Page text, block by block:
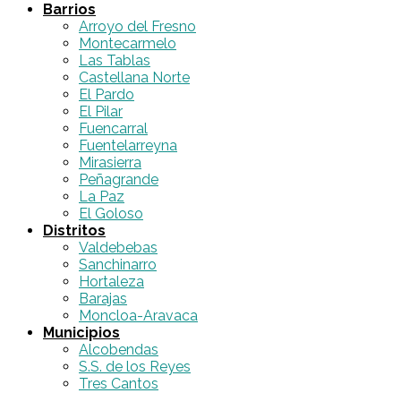
Barrios
Arroyo del Fresno
Montecarmelo
Las Tablas
Castellana Norte
El Pardo
El Pilar
Fuencarral
Fuentelarreyna
Mirasierra
Peñagrande
La Paz
El Goloso
Distritos
Valdebebas
Sanchinarro
Hortaleza
Barajas
Moncloa-Aravaca
Municipios
Alcobendas
S.S. de los Reyes
Tres Cantos